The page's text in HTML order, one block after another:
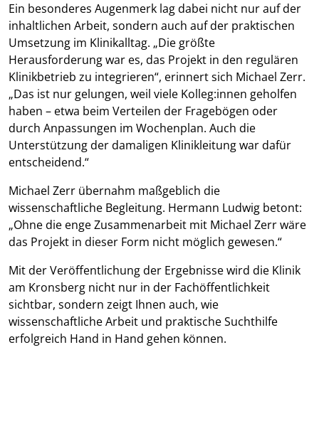
Ein besonderes Augenmerk lag dabei nicht nur auf der
inhaltlichen Arbeit, sondern auch auf der praktischen
Umsetzung im Klinikalltag. „Die größte
Herausforderung war es, das Projekt in den regulären
Klinikbetrieb zu integrieren“, erinnert sich Michael Zerr.
„Das ist nur gelungen, weil viele Kolleg:innen geholfen
haben – etwa beim Verteilen der Fragebögen oder
durch Anpassungen im Wochenplan. Auch die
Unterstützung der damaligen Klinikleitung war dafür
entscheidend.“
Michael Zerr übernahm maßgeblich die
wissenschaftliche Begleitung. Hermann Ludwig betont:
„Ohne die enge Zusammenarbeit mit Michael Zerr wäre
das Projekt in dieser Form nicht möglich gewesen.“
Mit der Veröffentlichung der Ergebnisse wird die Klinik
am Kronsberg nicht nur in der Fachöffentlichkeit
sichtbar, sondern zeigt Ihnen auch, wie
wissenschaftliche Arbeit und praktische Suchthilfe
erfolgreich Hand in Hand gehen können.